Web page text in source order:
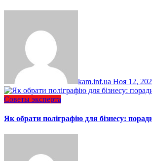
kam.inf.ua Ноя 12,
Советы эксперта
Як обрати поліграфію для бізнесу: